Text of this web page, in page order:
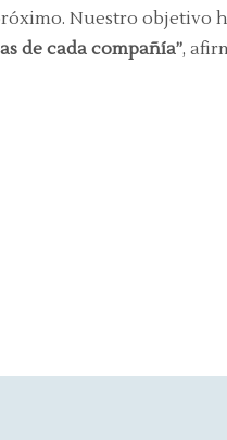
Nuestro objetivo
de cada compañía”,